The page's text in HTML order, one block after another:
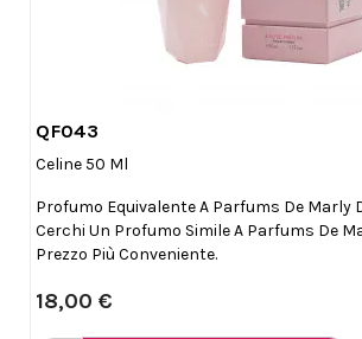
QF043
Celine 50 Ml
Profumo Equivalente A Parfums De Marly
Cerchi Un Profumo Simile A Parfums De
Prezzo Più Conveniente.
18,00 €